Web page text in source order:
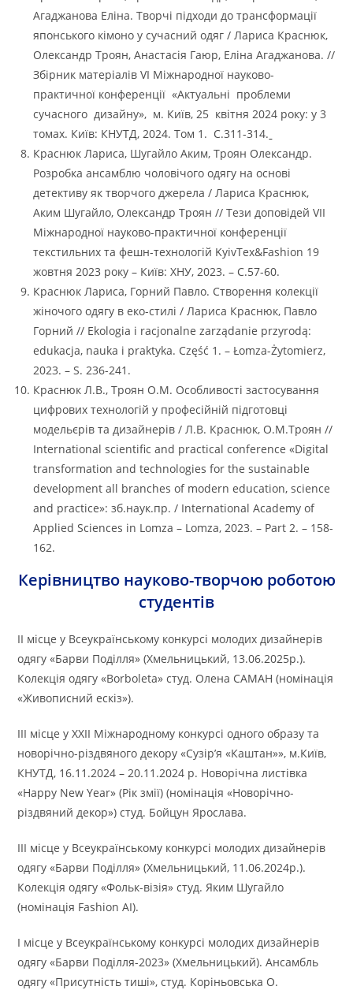
Агаджанова Еліна. Творчі підходи до трансформації
японського кімоно у сучасний одяг / Лариса Краснюк,
Олександр Троян, Анастасія Гаюр, Еліна Агаджанова. //
Збірник матеріалів VІ Міжнародної науково-
практичної конференції «Актуальні проблеми
сучасного дизайну», м. Київ, 25 квітня 2024 року: у 3
томах. Київ: КНУТД, 2024. Том 1. С.311-314.
Краснюк Лариса, Шугайло Аким, Троян Олександр.
Розробка ансамблю чоловічого одягу на основі
детективу як творчого джерела / Лариса Краснюк,
Аким Шугайло, Олександр Троян // Тези доповідей VІІ
Міжнародної науково-практичної конференції
текстильних та фешн-технологій KyivTex&Fashion 19
жовтня 2023 року – Київ: ХНУ, 2023. – С.57-60.
Краснюк Лариса, Горний Павло. Створення колекції
жіночого одягу в еко-стилі / Лариса Краснюк, Павло
Горний // Ekologia i racjonalne zarządanie przyrodą:
edukacja, nauka i praktyka. Część 1. – Łomza-Żytomierz,
2023. – S. 236-241.
Краснюк Л.В., Троян О.М. Особливості застосування
цифрових технологій у професійній підготовці
модельєрів та дизайнерів / Л.В. Краснюк, О.М.Троян //
International scientific and practical conference «Digital
transformation and technologies for the sustainable
development all branches of modern education, science
and practice»: зб.наук.пр. / International Academy of
Applied Sciences in Lomza – Lomza, 2023. – Part 2. – 158-
162.
Керівництво науково-творчою роботою
студентів
ІІ місце у Всеукраїнському конкурсі молодих дизайнерів
одягу «Барви Поділля» (Хмельницький, 13.06.2025р.).
Колекція одягу «Borboleta» студ. Олена САМАН (номінація
«Живописний ескіз»).
ІІІ місце у ХХІІ Міжнародному конкурсі одного образу та
новорічно-різдвяного декору «Сузір’я «Каштан»», м.Київ,
КНУТД, 16.11.2024 – 20.11.2024 р. Новорічна листівка
«Happy New Year» (Рік змії) (номінація «Новорічно-
різдвяний декор») студ. Бойцун Ярослава.
ІІІ місце у Всеукраїнському конкурсі молодих дизайнерів
одягу «Барви Поділля» (Хмельницький, 11.06.2024р.).
Колекція одягу «Фольк-візія» студ. Яким Шугайло
(номінація Fashion AI).
І місце у Всеукраїнському конкурсі молодих дизайнерів
одягу «Барви Поділля-2023» (Хмельницький). Ансамбль
одягу «Присутність тиші», студ. Коріньовська О.